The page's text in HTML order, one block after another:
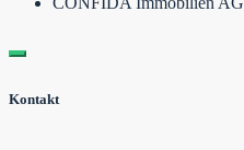
Kontakt